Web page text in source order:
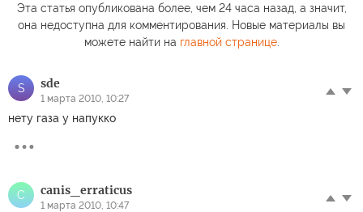
Эта статья опубликована более, чем 24 часа назад, а значит,
она недоступна для комментирования. Новые материалы вы
можете найти на главной странице.
S sde
1 марта 2010, 10:27
нету газа у напукко
C canis_erraticus
1 марта 2010, 10:47